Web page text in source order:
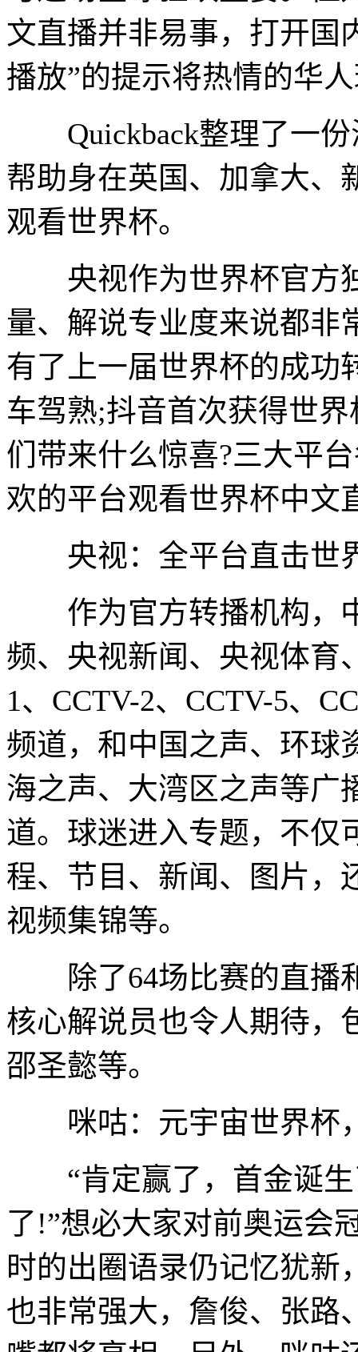
文直播并非易事，打开国
播放”的提示将热情的华
Quickback整理了一份
帮助身在英国、加拿大、
观看世界杯。
央视作为世界杯官方
量、解说专业度来说都非
有了上一届世界杯的成功
车驾熟;抖音首次获得世
们带来什么惊喜?三大平
欢的平台观看世界杯中文
央视：全平台直击世
作为官方转播机构，
频、央视新闻、央视体育
1、CCTV-2、CCTV-5、
频道，和中国之声、环球
海之声、大湾区之声等广
道。球迷进入专题，不仅
程、节目、新闻、图片，
视频集锦等。
除了64场比赛的直播
核心解说员也令人期待，
邵圣懿等。
咪咕：元宇宙世界杯
“肯定赢了，首金诞生
了!”想必大家对前奥运会
时的出圈语录仍记忆犹新
也非常强大，詹俊、张路